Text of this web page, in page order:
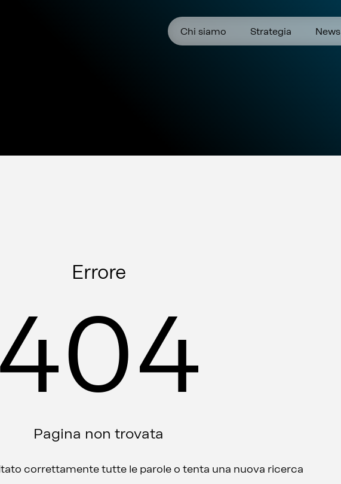
Chi siamo Strategia News
Errore
404
Pagina non trovata
correttamente tutte le parole o tenta una nuova ricerca